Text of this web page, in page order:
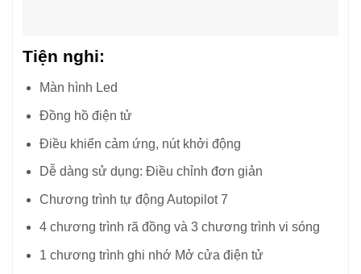
Tiện nghi:
Màn hình Led
Đồng hồ điện tử
Điều khiển cảm ứng, nút khởi động
Dễ dàng sử dụng: Điều chỉnh đơn giản
Chương trình tự động Autopilot 7
4 chương trình rã đồng và 3 chương trình vi sóng
1 chương trình ghi nhớ Mở cửa điện tử